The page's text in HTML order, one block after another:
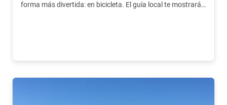
forma más divertida: en bicicleta. El guía local te mostrará